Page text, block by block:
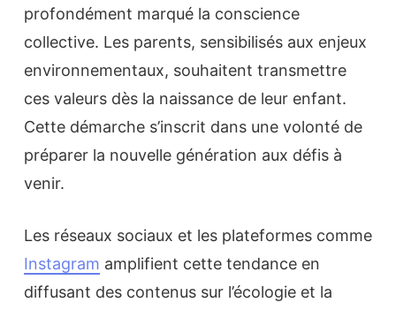
profondément marqué la conscience
collective. Les parents, sensibilisés aux enjeux
environnementaux, souhaitent transmettre
ces valeurs dès la naissance de leur enfant.
Cette démarche s’inscrit dans une volonté de
préparer la nouvelle génération aux défis à
venir.
Les réseaux sociaux et les plateformes comme
Instagram amplifient cette tendance en
diffusant des contenus sur l’écologie et la